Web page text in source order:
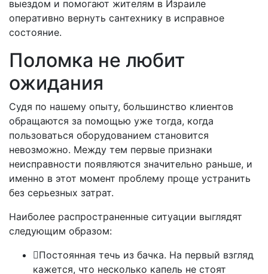
выездом и помогают жителям в Израиле
оперативно вернуть сантехнику в исправное
состояние.
Поломка не любит
ожидания
Судя по нашему опыту, большинство клиентов
обращаются за помощью уже тогда, когда
пользоваться оборудованием становится
невозможно. Между тем первые признаки
неисправности появляются значительно раньше, и
именно в этот момент проблему проще устранить
без серьезных затрат.
Наиболее распространенные ситуации выглядят
следующим образом:
Постоянная течь из бачка. На первый взгляд
кажется, что несколько капель не стоят